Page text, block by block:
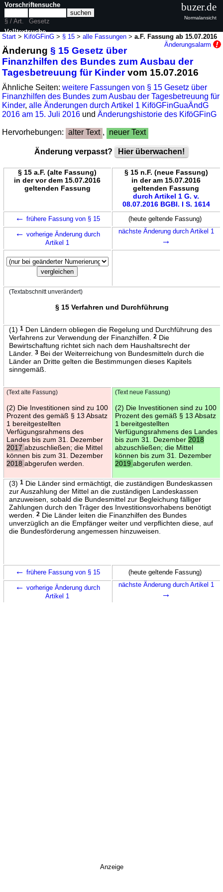
Start > KiföGFinG > § 15 >alle Fassungen >a.F. Fassung ab 15.07.2016
Änderungsalarm
Änderung§ 15 Gesetz über
Finanzhilfen des Bundes zum Ausbau der
Tagesbetreuung für Kindervom 15.07.2016
Ähnliche Seiten:weitere Fassungen von § 15 Gesetz über
Finanzhilfen des Bundes zum Ausbau der Tagesbetreuung für
Kinder,alle Änderungen durch Artikel 1 KiföGFinGuaÄndG
2016 am 15. Juli 2016 undÄnderungshistorie des KiföGFinG
Hervorhebungen: alter Text , neuer Text
Änderung verpasst? Hier überwachen!
§ 15 a.F. (alte Fassung)
in der vor dem 15.07.2016
geltenden Fassung
§ 15 n.F. (neue Fassung)
in der am 15.07.2016
geltenden Fassung
durch Artikel 1 G. v.
08.07.2016 BGBl. I S. 1614
← frühere Fassung von § 15 (heute geltende Fassung)
← vorherige Änderung durch
Artikel 1
nächste Änderung durch Artikel 1
→
(Textabschnitt unverändert)
§ 15 Verfahren und Durchführung
(1) 1Den Ländern obliegen die Regelung und Durchführung des
Verfahrens zur Verwendung der Finanzhilfen.
2Die
Bewirtschaftung richtet sich nach dem Haushaltsrecht der
Länder. 3Bei der Weiterreichung von Bundesmitteln durch die
Länder an Dritte gelten die Bestimmungen dieses Kapitels
sinngemäß.
(Text alte Fassung)
(2) Die Investitionen sind zu 100
Prozent des gemäß § 13 Absatz
1 bereitgestellten
Verfügungsrahmens des
Landes bis zum 31. Dezember
2017 abzuschließen; die Mittel
können bis zum 31. Dezember
2018 abgerufen werden.
(Text neue Fassung)
(2) Die Investitionen sind zu 100
Prozent des gemäß § 13 Absatz
1 bereitgestellten
Verfügungsrahmens des Landes
bis zum 31. Dezember 2018
abzuschließen; die Mittel
können bis zum 31. Dezember
2019 abgerufen werden.
(3) 1Die Länder sind ermächtigt, die zuständigen Bundeskassen
zur Auszahlung der Mittel an die zuständigen Landeskassen
anzuweisen, sobald die Bundesmittel zur Begleichung fälliger
Zahlungen durch den Träger des Investitionsvorhabens benötigt
werden.
2Die Länder leiten die Finanzhilfen des Bundes
unverzüglich an die Empfänger weiter und verpflichten diese, auf
die Bundesförderung angemessen hinzuweisen.
← frühere Fassung von § 15 (heute geltende Fassung)
← vorherige Änderung durch
Artikel 1
nächste Änderung durch Artikel 1
→
Vorschriftensuche
§ / Art.
Gesetz
Volltextsuche
nur in KiföGFinG
buzer.de
Normalansicht
Anzeige